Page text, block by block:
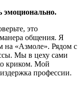
эмоционально.
это
общения. Я
на «Азмоле». Рядом с
Мы в цеху сами
криком. Мой
профессии.